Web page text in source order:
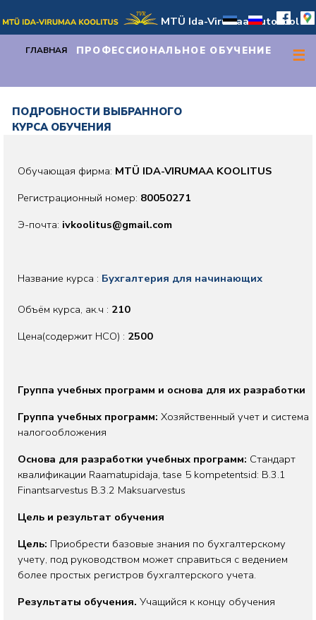
MTÜ Ida-Virumaa Autokool
ПРОФЕССИОНАЛЬНОЕ ОБУЧЕНИЕ
ГЛАВНАЯ ☰
ПОДРОБНОСТИ ВЫБРАННОГО
КУРСА ОБУЧЕНИЯ
Обучающая фирма: MTÜ IDA-VIRUMAA KOOLITUS
Регистрационный номер: 80050271
Э-почта: ivkoolitus@gmail.com
Название курса : Бухгалтерия для начинающих
Объём курса, aк.ч : 210
Цена(содержит НСО) : 2500
Группа учебных программ и основа для их разработки
Группа учебных программ: Хозяйственный учет и система
налогообложения
Основа для разработки учебных программ: Стандарт
квалификации Raamatupidaja, tase 5 kompetentsid: B.3.1
Finantsarvestus B.3.2 Maksuarvestus
Цель и результат обучения
Цель: Приобрести базовые знания по бухгалтерскому
учету, под руководством может справиться с ведением
более простых регистров бухгалтерского учета.
Результаты обучения. Учащийся к концу обучения